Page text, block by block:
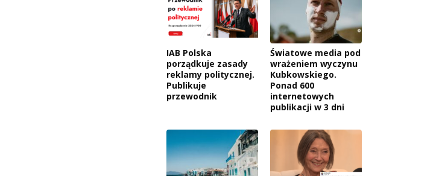
IAB Polska
porządkuje zasady
reklamy politycznej.
Publikuje
przewodnik
Światowe media pod
wrażeniem wyczynu
Kubkowskiego.
Ponad 600
internetowych
publikacji w 3 dni